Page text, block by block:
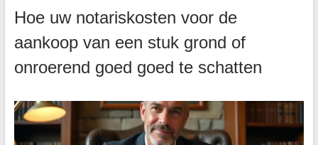
Hoe uw notariskosten voor de
aankoop van een stuk grond of
onroerend goed goed te schatten